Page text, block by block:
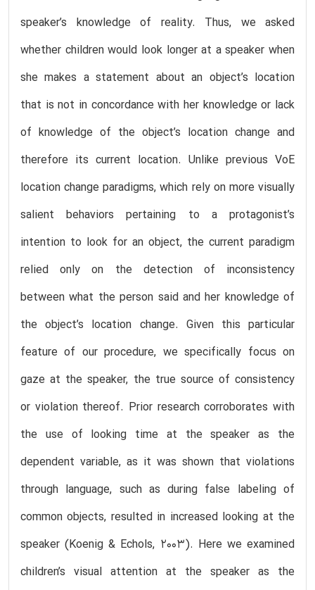
speaker’s knowledge of reality. Thus, we asked
whether children would look longer at a speaker when
she makes a statement about an object’s location
that is not in concordance with her knowledge or lack
of knowledge of the object’s location change and
therefore its current location. Unlike previous VoE
location change paradigms, which rely on more visually
salient behaviors pertaining to a protagonist’s
intention to look for an object, the current paradigm
relied only on the detection of inconsistency
between what the person said and her knowledge of
the object’s location change. Given this particular
feature of our procedure, we specifically focus on
gaze at the speaker, the true source of consistency
or violation thereof. Prior research corroborates with
the use of looking time at the speaker as the
dependent variable, as it was shown that violations
through language, such as during false labeling of
common objects, resulted in increased looking at the
speaker (Koenig & Echols, 2003). Here we examined
children’s visual attention at the speaker as the